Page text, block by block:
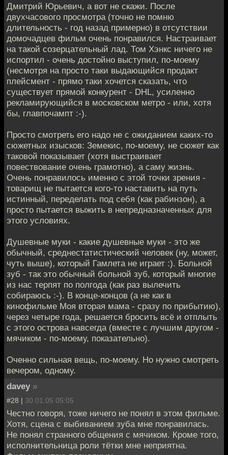
Дмитрий Юрьевич, а вот не скажи. После
двухчасового просмотра (точно не помню
длительность - год назад примерно) в отсутствии
домочадцев фильм очень понравился. Настраивает
на такой созерцательный лад. Том Хэнкс ничего не
испортил - очень достойно выступил, по-моему
(несмотря на просто таки выдающийся продакт
плейсмент - прямо таки хочется сказать, что
существует прямой конкурент - DHL, усиленно
рекламирующийся в московском метро - или, хотя
бы, главпочампт :-).
Просто смотреть его надо не с ожиданием каких-то
сюжетных изысков: Земекис, по-моему, не сюжет как
таковой показывает (хотя выстраивает
повествование очень грамотно), а саму жизнь.
Очень понравилось именно с этой точки зрения -
товарищ не пытается кого-то наставить на путь
истинный, переделать под себя (как рабинзон), а
просто пытается выжить в непредназначенных для
этого условиях.
Душевные муки - какие душевные муки - это же
обычный, среднестатистический человек (ну, может,
чуть выше), который Гамлета не играет :). Больной
зуб - так это обычный больной зуб, который многие
из нас терпят по полгода (как раз вылечить
собираюсь :-). В конце-концов (а не как в
кинофильме Моя вторая мама - сразу по прибытию),
через четыре года, решается бросить всё и отплыть
с этого острова навсегда (вместе с лучшим другом -
мячиком - по-моему, показательно).
Оченно сильная вещь, по-моему. Но нужно смотреть
вечером, одному.
davey »
#28 | 30.01.05 05:05
Честно говоря, тоже ничего не понял в этом фильме.
Хотя, сцена с выбиванием зуба мне понравилась.
Не понял странного общения с мячиком. Кроме того,
исполнительница роли тётки мне неприятна.